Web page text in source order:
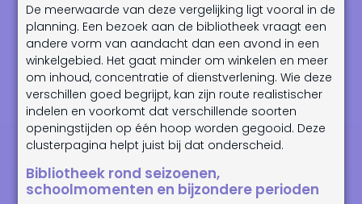
De meerwaarde van deze vergelijking ligt vooral in de
planning. Een bezoek aan de bibliotheek vraagt een
andere vorm van aandacht dan een avond in een
winkelgebied. Het gaat minder om winkelen en meer
om inhoud, concentratie of dienstverlening. Wie deze
verschillen goed begrijpt, kan zijn route realistischer
indelen en voorkomt dat verschillende soorten
openingstijden op één hoop worden gegooid. Deze
clusterpagina helpt juist bij dat onderscheid.
Bibliotheek rond seizoenen,
schoolmomenten en bijzondere perioden